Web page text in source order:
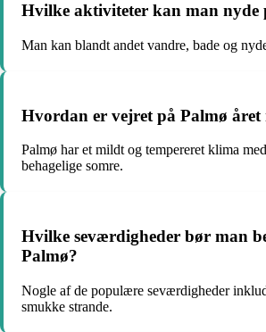
Hvilke aktiviteter kan man nyde
Man kan blandt andet vandre, bade og
Hvordan er vejret på Palmø
Palmø har et mildt og tempereret klima
behagelige somre.
Hvilke seværdigheder bør man
Palmø?
Nogle af de populære seværdigheder
smukke strande.